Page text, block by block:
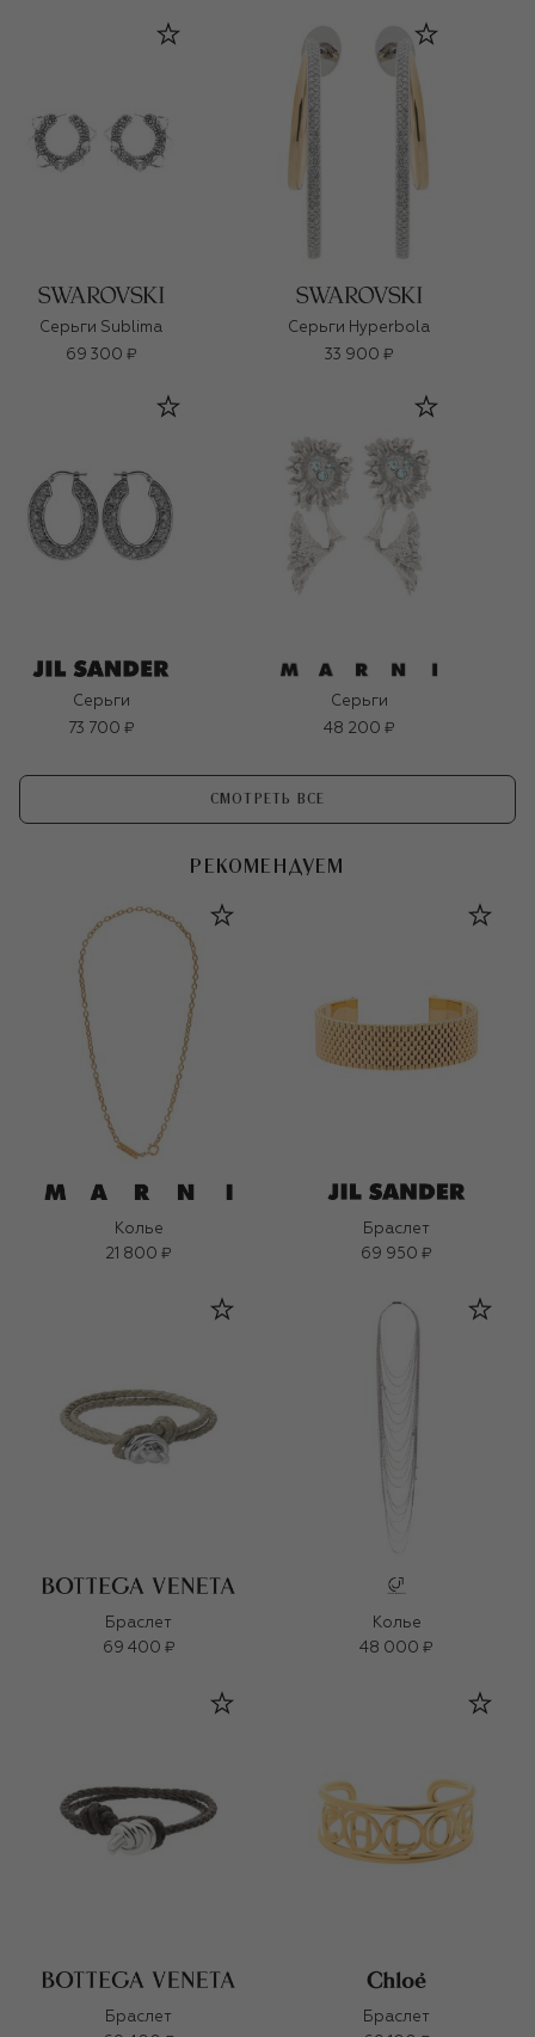
Серьги Sublima
69 300 ₽
Серьги Hyperbola
33 900 ₽
Серьги
73 700 ₽
Серьги
48 200 ₽
СМОТРЕТЬ ВСЕ
РЕКОМЕНДУЕМ
Колье
21 800 ₽
Браслет
69 950 ₽
Браслет
69 400 ₽
Колье
48 000 ₽
Браслет
Браслет